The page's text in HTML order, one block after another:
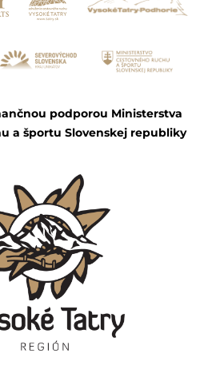
podporou Ministerstva
a športu Slovenskej republiky